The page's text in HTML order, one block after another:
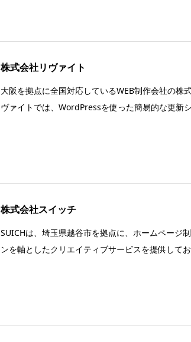
株式会社リヴァイト
大阪を拠点に全国対応しているWEB制作会社の株
ヴァイトでは、WordPressを使った簡易的な更新
株式会社スイッチ
SUICHは、埼玉県越谷市を拠点に、ホームページ
ンを軸としたクリエイティブサービスを提供して